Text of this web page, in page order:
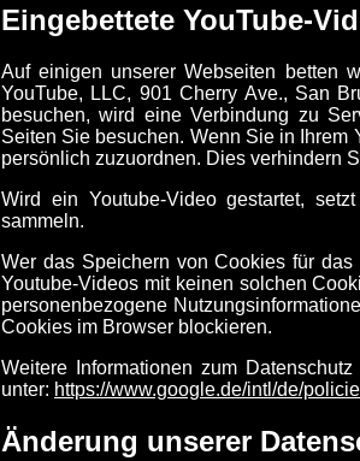
Eingebettete YouTube-
Auf einigen unserer Webseiten betten
YouTube, LLC, 901 Cherry Ave., San
besuchen, wird eine Verbindung zu
Seiten Sie besuchen. Wenn Sie in Ihrem
persönlich zuzuordnen. Dies verhindern
Wird ein Youtube-Video gestartet,
sammeln.
Wer das Speichern von Cookies für
Youtube-Videos mit keinen solchen
personenbezogene
Cookies im Browser blockieren.
Weitere Informationen zum
unter: https://www.google.de/intl/de/
Änderung unserer